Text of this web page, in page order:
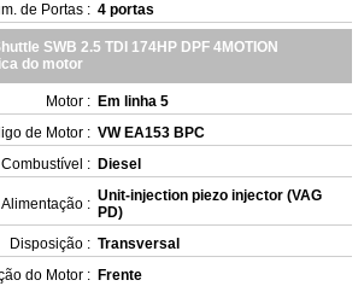
de Portas : 4 portas
SWB 2.5 TDI 174HP DPF 4MOTION
do motor
Motor : Em linha 5
de Motor : VW EA153 BPC
Combustível : Diesel
Alimentação : Unit-injection piezo injector (VAG
PD)
Disposição : Transversal
do Motor : Frente